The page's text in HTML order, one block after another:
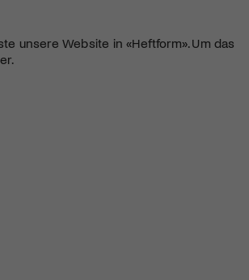
unsere Website in «Heftform». Um das